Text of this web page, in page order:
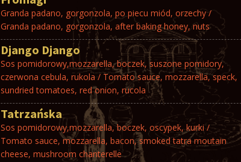
Granda padano, gorgonzola, po piecu miód, orzechy /
Granda padano, gorgonzola, after baking honey, nuts
Django Django
Sos pomidorowy,mozzarella, boczek, suszone pomidory,
czerwona cebula, rukola / Tomato sauce, mozzarella, speck,
sundried tomatoes, red onion, rucola
Tatrzańska
Sos pomidorowy,mozzarella, boczek, oscypek, kurki /
Tomato sauce, mozzarella, bacon, smoked tatra moutain
cheese, mushroom chanterelle